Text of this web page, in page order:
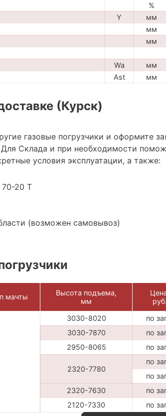
%
Y мм
мм
мм
Wa мм
Ast мм
(Курск)
газовые погрузчики и оформите
Склада и при необходимости
условия эксплуатации, а также:
70-20 T
(возможен самовывоз)
мачты
Высота подъема,
мм
руб.
3030-8020
по
3030-7870
по
2950-8065
по
2320-7780
по
по
2320-7630
по
2120-7330 по